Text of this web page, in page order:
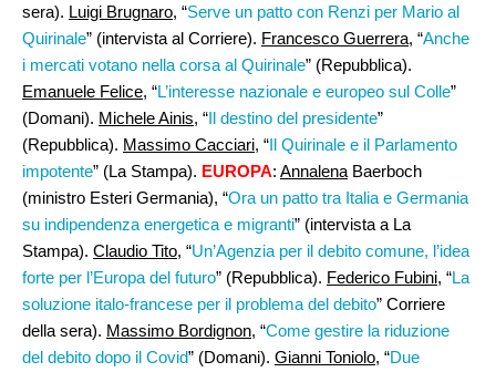
sera). Luigi Brugnaro, “Serve un patto con Renzi per Mario al
Quirinale” (intervista al Corriere). Francesco Guerrera, “Anche
i mercati votano nella corsa al Quirinale” (Repubblica).
Emanuele Felice, “L’interesse nazionale e europeo sul Colle”
(Domani). Michele Ainis, “Il destino del presidente”
(Repubblica). Massimo Cacciari, “Il Quirinale e il Parlamento
impotente” (La Stampa). EUROPA: Annalena Baerboch
(ministro Esteri Germania), “Ora un patto tra Italia e Germania
su indipendenza energetica e migranti” (intervista a La
Stampa). Claudio Tito, “Un’Agenzia per il debito comune, l’idea
forte per l’Europa del futuro” (Repubblica). Federico Fubini, “La
soluzione italo-francese per il problema del debito” Corriere
della sera). Massimo Bordignon, “Come gestire la riduzione
del debito dopo il Covid” (Domani). Gianni Toniolo, “Due